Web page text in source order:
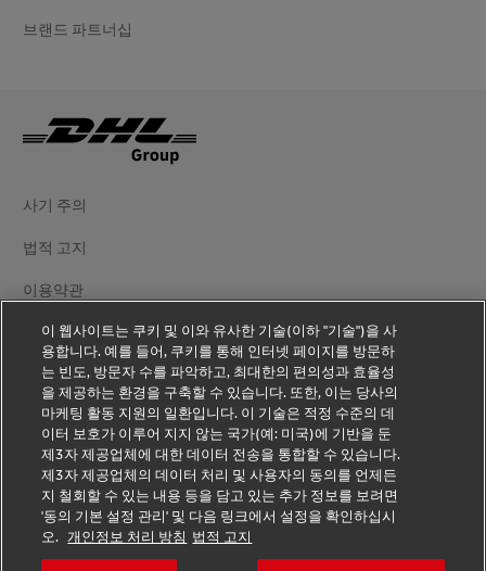
브랜드 파트너십
사기 주의
법적 고지
이용약관
개인정보 처리방침
추가 정보
쿠키 설정
DHL 팔로우하기
이 웹사이트는 쿠키 및 이와 유사한 기술(이하 "기술")을 사
용합니다. 예를 들어, 쿠키를 통해 인터넷 페이지를 방문하
는 빈도, 방문자 수를 파악하고, 최대한의 편의성과 효율성
을 제공하는 환경을 구축할 수 있습니다. 또한, 이는 당사의
마케팅 활동 지원의 일환입니다. 이 기술은 적정 수준의 데
이터 보호가 이루어 지지 않는 국가(예: 미국)에 기반을 둔
제3자 제공업체에 대한 데이터 전송을 통합할 수 있습니다.
제3자 제공업체의 데이터 처리 및 사용자의 동의를 언제든
지 철회할 수 있는 내용 등을 담고 있는 추가 정보를 보려면
'동의 기본 설정 관리' 및 다음 링크에서 설정을 확인하십시
오. 개인정보 처리 방침 법적 고지